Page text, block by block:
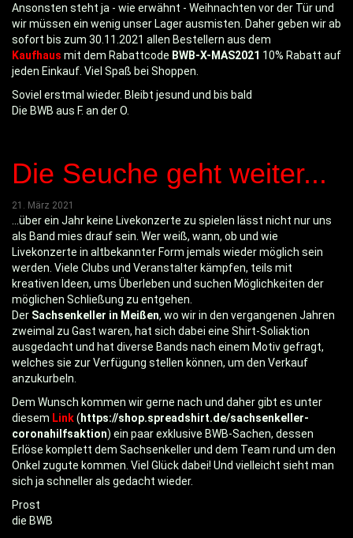
Ansonsten steht ja - wie erwähnt - Weihnachten vor der Tür und
wir müssen ein wenig unser Lager ausmisten. Daher geben wir ab
sofort bis zum 30.11.2021 allen Bestellern aus dem
Kaufhaus mit dem Rabattcode BWB-X-MAS2021 10% Rabatt auf
jeden Einkauf. Viel Spaß bei Shoppen.
Soviel erstmal wieder. Bleibt jesund und bis bald
Die BWB aus F. an der O.
Die Seuche geht weiter...
21. März 2021
...über ein Jahr keine Livekonzerte zu spielen lässt nicht nur uns
als Band mies drauf sein. Wer weiß, wann, ob und wie
Livekonzerte in altbekannter Form jemals wieder möglich sein
werden. Viele Clubs und Veranstalter kämpfen, teils mit
kreativen Ideen, ums Überleben und suchen Möglichkeiten der
möglichen Schließung zu entgehen.
Der Sachsenkeller in Meißen, wo wir in den vergangenen Jahren
zweimal zu Gast waren, hat sich dabei eine Shirt-Soliaktion
ausgedacht und hat diverse Bands nach einem Motiv gefragt,
welches sie zur Verfügung stellen können, um den Verkauf
anzukurbeln.
Dem Wunsch kommen wir gerne nach und daher gibt es unter
diesem Link( https://shop.spreadshirt.de/sachsenkeller-
coronahilfsaktion) ein paar exklusive BWB-Sachen, dessen
Erlöse komplett dem Sachsenkeller und dem Team rund um den
Onkel zugute kommen. Viel Glück dabei! Und vielleicht sieht man
sich ja schneller als gedacht wieder.
Prost
die BWB